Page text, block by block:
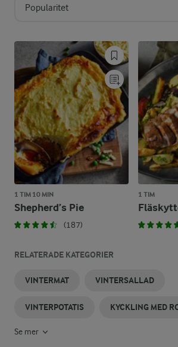
Popularitet
1 TIM 10 MIN
Shepherd’s Pie
(187)
1 TIM
RELATERADE KATEGORIER
VINTERMAT VINTERSALLAD
VINTERPOTATIS KYCKLING MED
Se mer